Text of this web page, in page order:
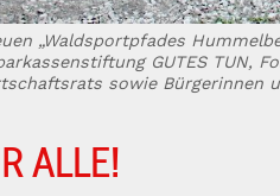
„Waldsportpfades
GUTES TUN,
sowie Bürgerinnen
ALLE!